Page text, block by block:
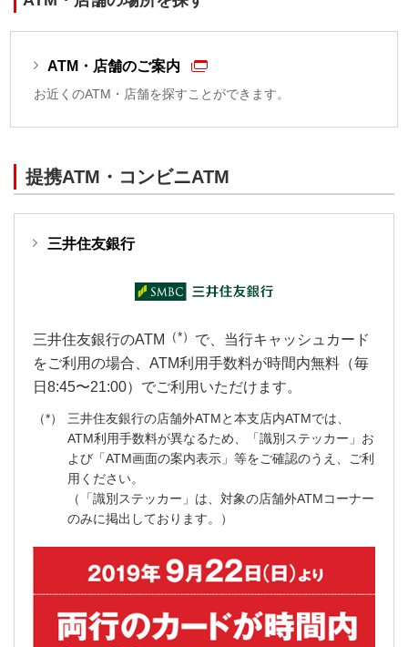
ATM・店舗のご案内
お近くのATM・店舗を探すことができます。
提携ATM・コンビニATM
三井住友銀行
三井住友銀行のATM （*） で、当行キャッシュカード
をご利用の場合、ATM利用手数料が時間内無料（毎
日8:45〜21:00）でご利用いただけます。
三井住友銀行の店舗外ATMと本支店内ATMでは、
ATM利用手数料が異なるため、「識別ステッカー」お
よび「ATM画面の案内表示」等をご確認のうえ、ご利
用ください。
（「識別ステッカー」は、対象の店舗外ATMコーナー
のみに掲出しております。）